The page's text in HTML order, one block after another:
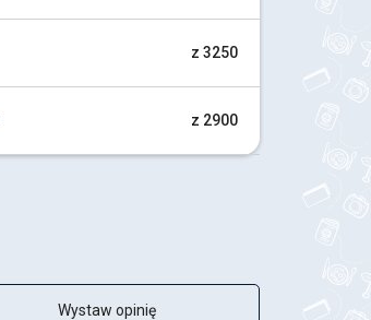
z 3250
z 2900
Wystaw opinię